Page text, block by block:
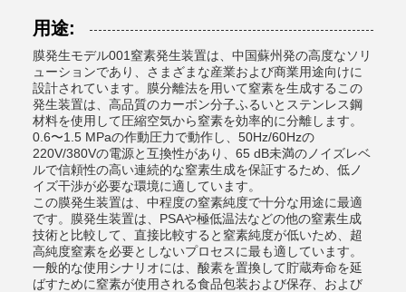
用途:
膜発生モデル001窒素発生装置は、中国蘇州発の高度なソリ
ューションであり、さまざまな産業および商業用途向けに
設計されています。膜分離法を用いて窒素を生成するこの
発生装置は、高品質のカーボン分子ふるいとステンレス鋼
材料を使用して圧縮空気から窒素を効率的に分離します。
0.6〜1.5 MPaの作動圧力で動作し、50Hz/60Hzの
220V/380Vの電源と互換性があり、65 dB未満のノイズレベ
ルで信頼性の高い連続的な窒素生成を保証するため、低ノ
イズ干渉が必要な環境に適しています。
この膜発生装置は、中程度の窒素純度で十分な用途に最適
です。膜発生装置は、PSAや極低温法などの他の窒素生成
技術と比較して、直接比較すると窒素純度が低いため、超
高純度窒素を必要としないプロセスに最も適しています。
一般的な使用シナリオには、酸素を置換して貯蔵寿命を延
ばすために窒素が使用される食品包装および保存、および